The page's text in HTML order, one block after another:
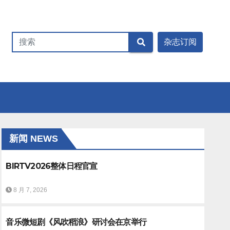
新闻 NEWS
BIRTV2026整体日程官宣
8 月 7, 2026
音乐微短剧《风吹稻浪》研讨会在京举行